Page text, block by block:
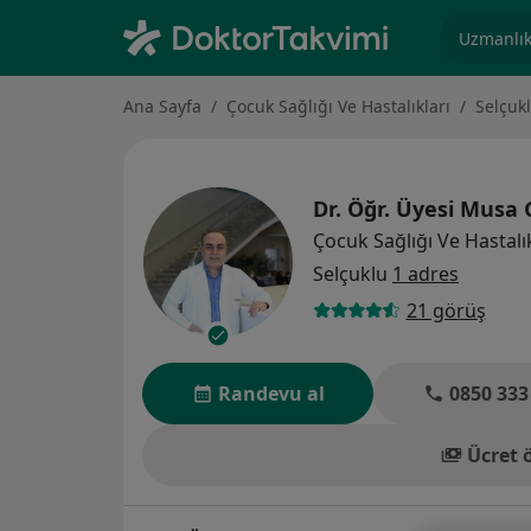
Ana Sayfa Çocuk Sağlığı Ve Hastalıkları
Dr. Öğr. Üyesi Musa
Çocuk Sağlığı Ve
Selçuklu 1 adres
21 görüş
Randevu al 0850
Ücret